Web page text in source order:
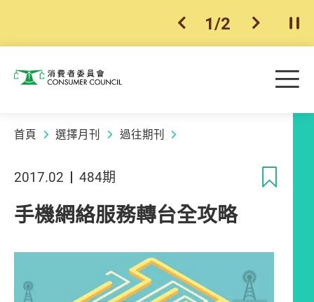
上一個
1/2 下一個開
消費者委員會 目
首頁 選擇月刊 過往期刊
2017.02 484期
手機網絡服務轉台全攻略